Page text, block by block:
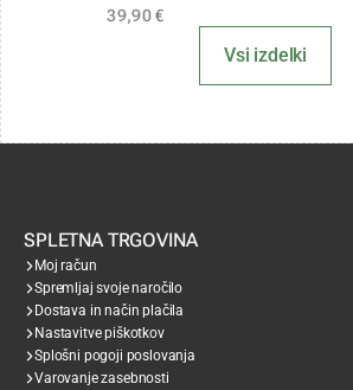
39,90€
Vsi izdelki
SPLETNA TRGOVINA
Moj račun
Spremljaj svoje naročilo
Dostava in način plačila
Nastavitve piškotkov
Splošni pogoji poslovanja
Varovanje zasebnosti